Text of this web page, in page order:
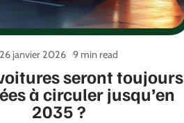
seront toujours
à circuler jusqu’en
2035 ?
26 janvier 2026 9 min read